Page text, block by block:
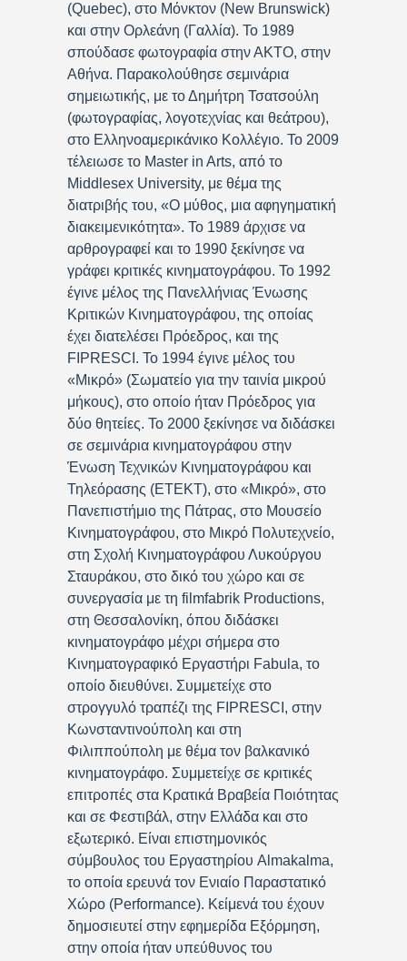
(Quebec), στο Μόνκτον (New Brunswick)
και στην Ορλεάνη (Γαλλία). Το 1989
σπούδασε φωτογραφία στην ΑΚΤΟ, στην
Αθήνα. Παρακολούθησε σεμινάρια
σημειωτικής, με το Δημήτρη Τσατσούλη
(φωτογραφίας, λογοτεχνίας και θεάτρου),
στο Ελληνοαμερικάνικο Κολλέγιο. Το 2009
τέλειωσε το Master in Arts, από το
Middlesex University, με θέμα της
διατριβής του, «Ο μύθος, μια αφηγηματική
διακειμενικότητα». Το 1989 άρχισε να
αρθρογραφεί και το 1990 ξεκίνησε να
γράφει κριτικές κινηματογράφου. Το 1992
έγινε μέλος της Πανελλήνιας Ένωσης
Κριτικών Κινηματογράφου, της οποίας
έχει διατελέσει Πρόεδρος, και της
FIPRESCI. Το 1994 έγινε μέλος του
«Μικρό» (Σωματείο για την ταινία μικρού
μήκους), στο οποίο ήταν Πρόεδρος για
δύο θητείες. Το 2000 ξεκίνησε να διδάσκει
σε σεμινάρια κινηματογράφου στην
Ένωση Τεχνικών Κινηματογράφου και
Τηλεόρασης (ΕΤΕΚΤ), στο «Μικρό», στο
Πανεπιστήμιο της Πάτρας, στο Μουσείο
Κινηματογράφου, στο Μικρό Πολυτεχνείο,
στη Σχολή Κινηματογράφου Λυκούργου
Σταυράκου, στο δικό του χώρο και σε
συνεργασία με τη filmfabrik Productions,
στη Θεσσαλονίκη, όπου διδάσκει
κινηματογράφο μέχρι σήμερα στο
Κινηματογραφικό Εργαστήρι Fabula, το
οποίο διευθύνει. Συμμετείχε στο
στρογγυλό τραπέζι της FIPRESCI, στην
Κωνσταντινούπολη και στη
Φιλιππούπολη με θέμα τον βαλκανικό
κινηματογράφο. Συμμετείχε σε κριτικές
επιτροπές στα Κρατικά Βραβεία Ποιότητας
και σε Φεστιβάλ, στην Ελλάδα και στο
εξωτερικό. Είναι επιστημονικός
σύμβουλος του Εργαστηρίου Almakalma,
το οποία ερευνά τον Ενιαίο Παραστατικό
Χώρο (Performance). Κείμενά του έχουν
δημοσιευτεί στην εφημερίδα Εξόρμηση,
στην οποία ήταν υπεύθυνος του